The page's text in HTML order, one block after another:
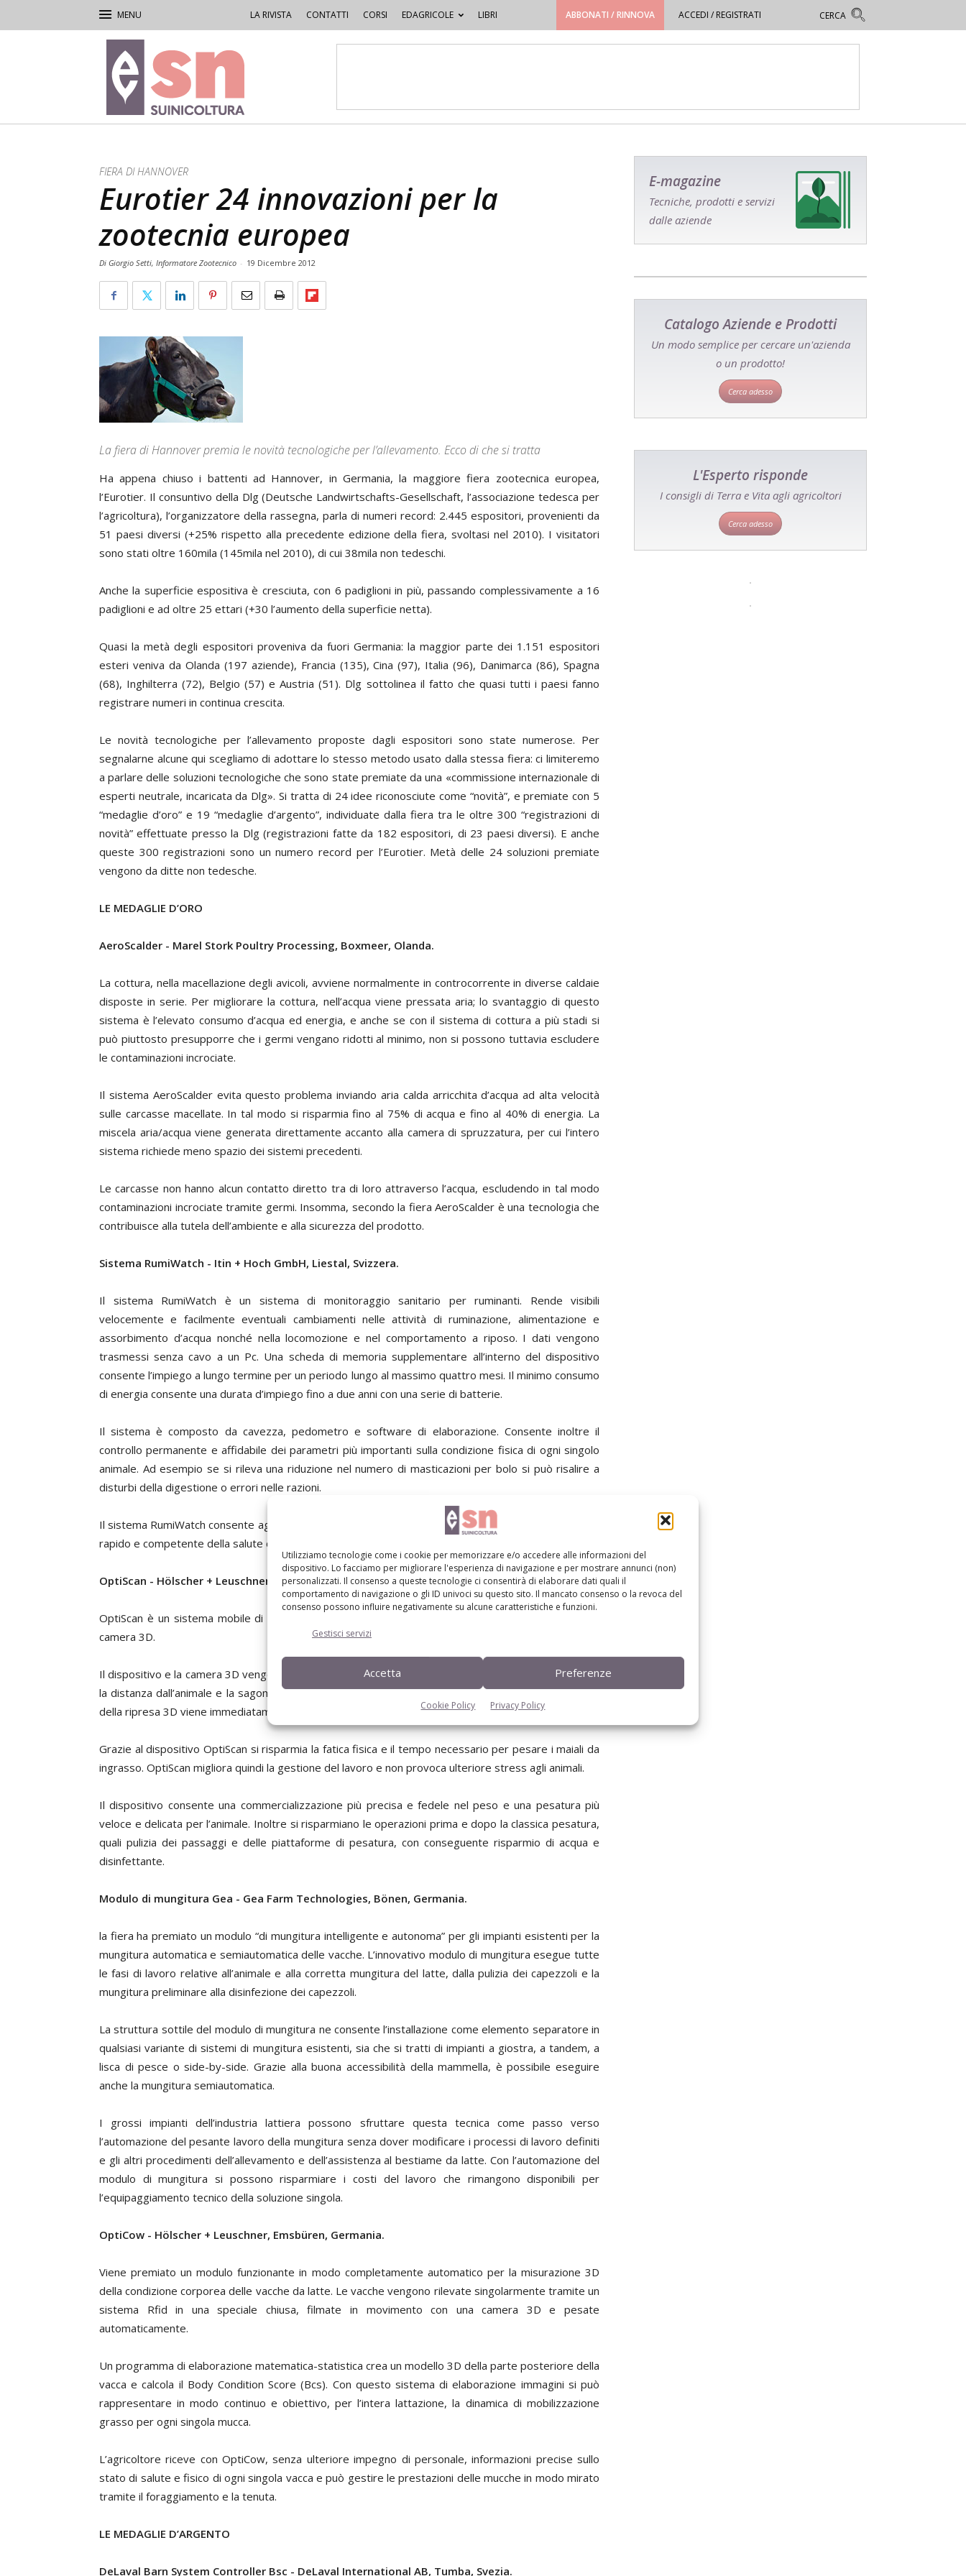
Utilizziamo tecnologie come i cookie per memorizzare e/o accedere alle informazioni del
dispositivo. Lo facciamo per migliorare l'esperienza di navigazione e per mostrare annunci (non)
personalizzati. Il consenso a queste tecnologie ci consentirà di elaborare dati quali il
comportamento di navigazione o gli ID univoci su questo sito. Il mancato consenso o la revoca del
consenso possono influire negativamente su alcune caratteristiche e funzioni.
Gestisci servizi
Accetta Preferenze
Cookie Policy Privacy Policy
LA RIVISTA CONTATTI CORSI EDAGRICOLE LIBRI ABBONATI / RINNOVA ACCEDI / REGISTRATI
Rivista
di
Suinicoltura
FIERA DI HANNOVER
Eurotier 24 innovazioni per la
zootecnia europea
Di Giorgio Setti, Informatore Zootecnico - 19 Dicembre 2012
La fiera di Hannover premia le novità tecnologiche per l’allevamento. Ecco di che si tratta
Ha appena chiuso i battenti ad Hannover, in Germania, la maggiore fiera zootecnica europea,
l’Eurotier. Il consuntivo della Dlg (Deutsche Landwirtschafts-Gesellschaft, l’associazione tedesca per
l’agricoltura), l’organizzatore della rassegna, parla di numeri record: 2.445 espositori, provenienti da
51 paesi diversi (+25% rispetto alla precedente edizione della fiera, svoltasi nel 2010). I visitatori
sono stati oltre 160mila (145mila nel 2010), di cui 38mila non tedeschi.
Anche la superficie espositiva è cresciuta, con 6 padiglioni in più, passando complessivamente a 16
padiglioni e ad oltre 25 ettari (+30 l’aumento della superficie netta).
Quasi la metà degli espositori proveniva da fuori Germania: la maggior parte dei 1.151 espositori
esteri veniva da Olanda (197 aziende), Francia (135), Cina (97), Italia (96), Danimarca (86), Spagna
(68), Inghilterra (72), Belgio (57) e Austria (51). Dlg sottolinea il fatto che quasi tutti i paesi fanno
registrare numeri in continua crescita.
Le novità tecnologiche per l’allevamento proposte dagli espositori sono state numerose. Per
segnalarne alcune qui scegliamo di adottare lo stesso metodo usato dalla stessa fiera: ci limiteremo
a parlare delle soluzioni tecnologiche che sono state premiate da una «commissione internazionale di
esperti neutrale, incaricata da Dlg». Si tratta di 24 idee riconosciute come “novità”, e premiate con 5
“medaglie d’oro” e 19 “medaglie d’argento”, individuate dalla fiera tra le oltre 300 “registrazioni di
novità” effettuate presso la Dlg (registrazioni fatte da 182 espositori, di 23 paesi diversi). E anche
queste 300 registrazioni sono un numero record per l’Eurotier. Metà delle 24 soluzioni premiate
vengono da ditte non tedesche.
LE MEDAGLIE D’ORO
AeroScalder - Marel Stork Poultry Processing, Boxmeer, Olanda.
La cottura, nella macellazione degli avicoli, avviene normalmente in controcorrente in diverse caldaie
disposte in serie. Per migliorare la cottura, nell’acqua viene pressata aria; lo svantaggio di questo
sistema è l’elevato consumo d’acqua ed energia, e anche se con il sistema di cottura a più stadi si
può piuttosto presupporre che i germi vengano ridotti al minimo, non si possono tuttavia escludere
le contaminazioni incrociate.
Il sistema AeroScalder evita questo problema inviando aria calda arricchita d’acqua ad alta velocità
sulle carcasse macellate. In tal modo si risparmia fino al 75% di acqua e fino al 40% di energia. La
miscela aria/acqua viene generata direttamente accanto alla camera di spruzzatura, per cui l’intero
sistema richiede meno spazio dei sistemi precedenti.
Le carcasse non hanno alcun contatto diretto tra di loro attraverso l’acqua, escludendo in tal modo
contaminazioni incrociate tramite germi. Insomma, secondo la fiera AeroScalder è una tecnologia che
contribuisce alla tutela dell’ambiente e alla sicurezza del prodotto.
Sistema RumiWatch - Itin + Hoch GmbH, Liestal, Svizzera.
Il sistema RumiWatch è un sistema di monitoraggio sanitario per ruminanti. Rende visibili
velocemente e facilmente eventuali cambiamenti nelle attività di ruminazione, alimentazione e
assorbimento d’acqua nonché nella locomozione e nel comportamento a riposo. I dati vengono
trasmessi senza cavo a un Pc. Una scheda di memoria supplementare all’interno del dispositivo
consente l’impiego a lungo termine per un periodo lungo al massimo quattro mesi. Il minimo consumo
di energia consente una durata d’impiego fino a due anni con una serie di batterie.
Il sistema è composto da cavezza, pedometro e software di elaborazione. Consente inoltre il
controllo permanente e affidabile dei parametri più importanti sulla condizione fisica di ogni singolo
animale. Ad esempio se si rileva una riduzione nel numero di masticazioni per bolo si può risalire a
disturbi della digestione o errori nelle razioni.
Il sistema RumiWatch consente agli allevatori, ai consulenti, ai veterinari e agli scienziati il rilevamento
rapido e competente della salute dell’animale e si può usare come supporto decisionale.
OptiScan - Hölscher + Leuschner, Emsbüren, Germania.
OptiScan è un sistema mobile di pesatura per i maiali da ingrasso mediante un sistema ottico con
camera 3D.
Il dispositivo e la camera 3D vengono tenuti per circa tre secondi sull’animale. La videocamera misura
la distanza dall’animale e la sagoma del corpo del maiale nello spazio. Tramite le coordinate spaziali
della ripresa 3D viene immediatamente calcolato il peso del maiale da ingrasso.
Grazie al dispositivo OptiScan si risparmia la fatica fisica e il tempo necessario per pesare i maiali da
ingrasso. OptiScan migliora quindi la gestione del lavoro e non provoca ulteriore stress agli animali.
Il dispositivo consente una commercializzazione più precisa e fedele nel peso e una pesatura più
veloce e delicata per l’animale. Inoltre si risparmiano le operazioni prima e dopo la classica pesatura,
quali pulizia dei passaggi e delle piattaforme di pesatura, con conseguente risparmio di acqua e
disinfettante.
Modulo di mungitura Gea - Gea Farm Technologies, Bönen, Germania.
la fiera ha premiato un modulo “di mungitura intelligente e autonoma” per gli impianti esistenti per la
mungitura automatica e semiautomatica delle vacche. L’innovativo modulo di mungitura esegue tutte
le fasi di lavoro relative all’animale e alla corretta mungitura del latte, dalla pulizia dei capezzoli e la
mungitura preliminare alla disinfezione dei capezzoli.
La struttura sottile del modulo di mungitura ne consente l’installazione come elemento separatore in
qualsiasi variante di sistemi di mungitura esistenti, sia che si tratti di impianti a giostra, a tandem, a
lisca di pesce o side-by-side. Grazie alla buona accessibilità della mammella, è possibile eseguire
anche la mungitura semiautomatica.
I grossi impianti dell’industria lattiera possono sfruttare questa tecnica come passo verso
l’automazione del pesante lavoro della mungitura senza dover modificare i processi di lavoro definiti
e gli altri procedimenti dell’allevamento e dell’assistenza al bestiame da latte. Con l’automazione del
modulo di mungitura si possono risparmiare i costi del lavoro che rimangono disponibili per
l’equipaggiamento tecnico della soluzione singola.
OptiCow - Hölscher + Leuschner, Emsbüren, Germania.
Viene premiato un modulo funzionante in modo completamente automatico per la misurazione 3D
della condizione corporea delle vacche da latte. Le vacche vengono rilevate singolarmente tramite un
sistema Rfid in una speciale chiusa, filmate in movimento con una camera 3D e pesate
automaticamente.
Un programma di elaborazione matematica-statistica crea un modello 3D della parte posteriore della
vacca e calcola il Body Condition Score (Bcs). Con questo sistema di elaborazione immagini si può
rappresentare in modo continuo e obiettivo, per l’intera lattazione, la dinamica di mobilizzazione
grasso per ogni singola mucca.
L’agricoltore riceve con OptiCow, senza ulteriore impegno di personale, informazioni precise sullo
stato di salute e fisico di ogni singola vacca e può gestire le prestazioni delle mucche in modo mirato
tramite il foraggiamento e la tenuta.
LE MEDAGLIE D’ARGENTO
DeLaval Barn System Controller Bsc - DeLaval International AB, Tumba, Svezia.
E-magazine
Tecniche, prodotti e servizi
dalle aziende
Catalogo Aziende e Prodotti
Un modo semplice per cercare un'azienda
o un prodotto!
Cerca adesso
L'Esperto risponde
I consigli di Terra e Vita agli agricoltori
Cerca adesso